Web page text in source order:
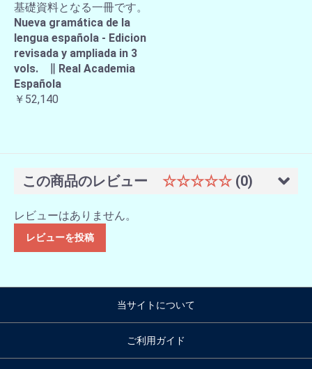
基礎資料となる一冊です。
Nueva gramática de la
lengua española - Edicion
revisada y ampliada in 3
vols. ∥ Real Academia
Española
￥52,140
この商品のレビュー ☆☆☆☆☆ (0)
レビューはありません。
レビューを投稿
当サイトについて
ご利用ガイド